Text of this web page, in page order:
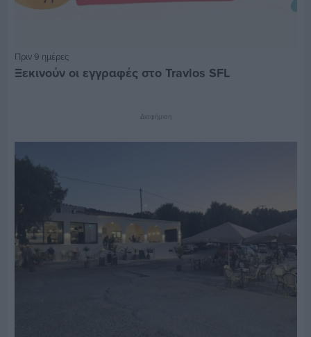
Πριν 9 ημέρες
Ξεκινούν οι εγγραφές στο Travlos SFL
Διαφήμιση